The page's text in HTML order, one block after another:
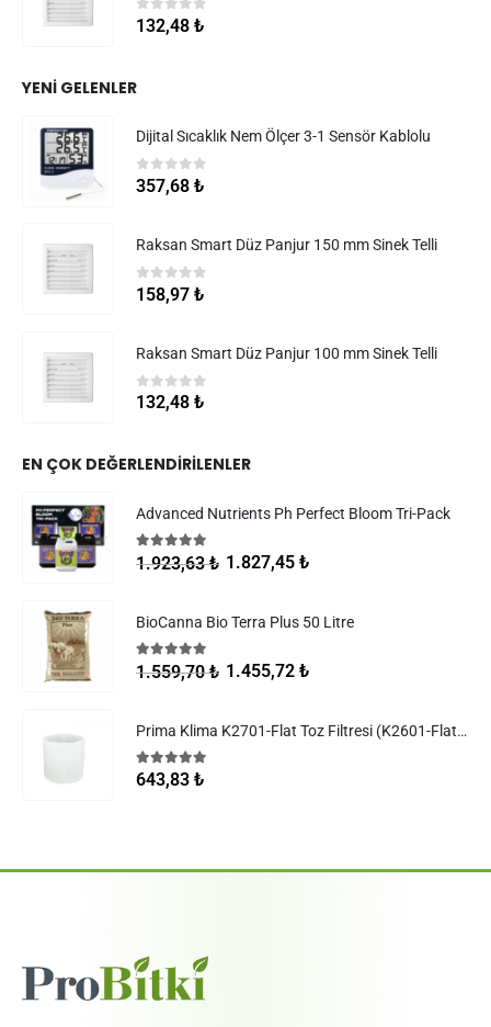
05 üzerinden
132,48 ₺
YENI GELENLER
Dijital Sıcaklık Nem Ölçer 3-1 Sensör Kablolu
05 üzerinden
357,68 ₺
Raksan Smart Düz Panjur 150 mm Sinek Telli
0 5 üzerinden
158,97 ₺
Raksan Smart Düz Panjur 100 mm Sinek Telli
05 üzerinden
132,48 ₺
EN ÇOK DEĞERLENDIRILENLER
Advanced Nutrients Ph Perfect Bloom Tri-Pack
5.005 üzerinden
1.923,63₺ 1.827,45 ₺
BioCanna Bio Terra Plus 50 Litre
5.005 üzerinden
1.559,70₺ 1.455,72 ₺
Prima Klima K2701-Flat Toz Filtresi (K2601-Flat Filtreler)
5.00 5 üzerinden
643,83 ₺